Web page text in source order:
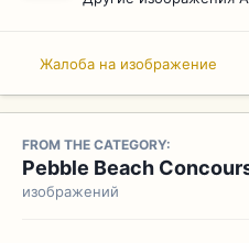
Жалоба на изображение
FROM THE CATEGORY:
Pebble Beach
изображений